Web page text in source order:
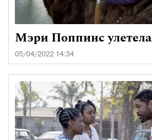
Мэри Поппинс улетела
05/04/2022 14:34